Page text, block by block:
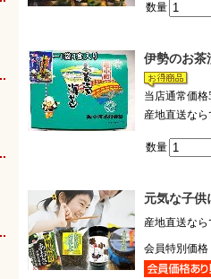
数量
伊勢のお茶
当店通常価格
産地直送な
数量
元気な子供
産地直送な
会員特別価格